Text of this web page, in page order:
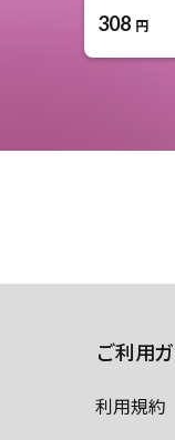
308 円
ご利用
利用規約